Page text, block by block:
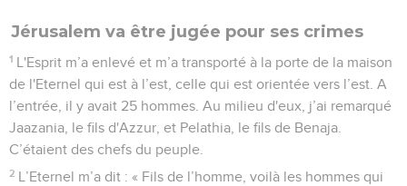
Jérusalem va être jugée pour ses crimes
1 L'Esprit m’a enlevé et m’a transporté à la porte de la maison
de l'Eternel qui est à l’est, celle qui est orientée vers l’est. A
l’entrée, il y avait 25 hommes. Au milieu d'eux, j’ai remarqué
Jaazania, le fils d'Azzur, et Pelathia, le fils de Benaja.
C’étaient des chefs du peuple.
2 L’Eternel m’a dit : « Fils de l’homme, voilà les hommes qui